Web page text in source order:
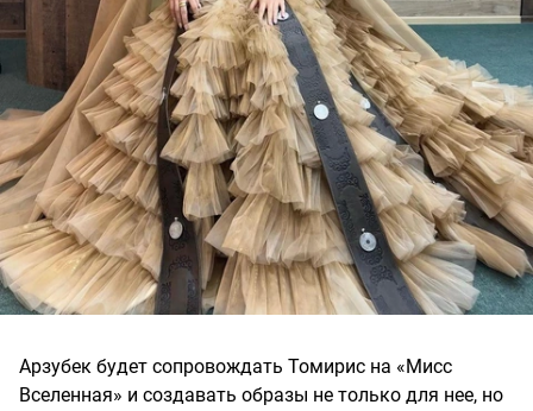
Арзубек будет сопровождать Томирис на «Мисс
Вселенная» и создавать образы не только для нее, но